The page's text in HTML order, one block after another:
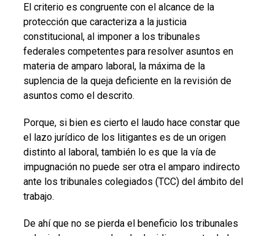
El criterio es congruente con el alcance de la
protección que caracteriza a la justicia
constitucional, al imponer a los tribunales
federales competentes para resolver asuntos en
materia de amparo laboral, la máxima de la
suplencia de la queja deficiente en la revisión de
asuntos como el descrito.
Porque, si bien es cierto el laudo hace constar que
el lazo jurídico de los litigantes es de un origen
distinto al laboral, también lo es que la vía de
impugnación no puede ser otra el amparo indirecto
ante los tribunales colegiados (TCC) del ámbito del
trabajo.
De ahí que no se pierda el beneficio los tribunales